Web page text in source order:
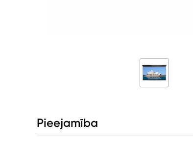
Pieejamība